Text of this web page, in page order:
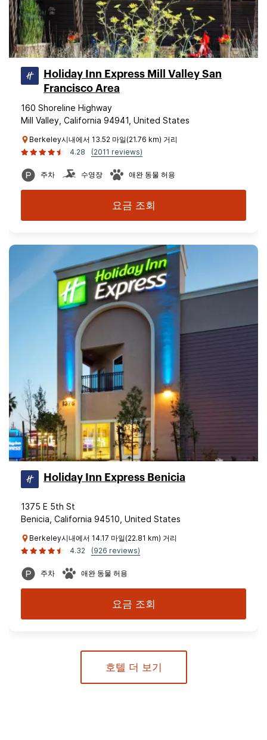
Holiday Inn Express Mill Valley San
Francisco Area
160 Shoreline Highway
Mill Valley, California 94941, United States
Berkeley시내에서 13.52 마일(21.76 km) 거리
4.28
(2011 reviews)
주차 수영장 애완 동물 허용
요금 조회
Holiday Inn Express Benicia
1375 E 5th St
Benicia, California 94510, United States
Berkeley시내에서 14.17 마일(22.81 km) 거리
4.32
(926 reviews)
주차 애완 동물 허용
요금 조회
호텔 더 보기